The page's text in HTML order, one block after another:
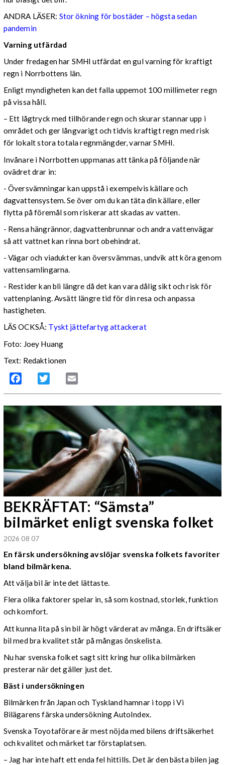
ANDRA LÄSER: Stor ökning för bostäder – högsta sedan
pandemin
Varning utfärdad
Under fredagen har SMHI utfärdat en gul varning för kraftigt
regn i Norrbottens län.
Enligt myndigheten kan det falla uppemot 100 millimeter regn
på vissa håll.
– Ett lågtryck med tillhörande regn och skurar stannar upp i
området och ger långvarigt och tidvis kraftigt regn med risk
för lokalt stora totala regnmängder, varnar SMHI.
Invånare i Norrbotten uppmanas att tänka på följande när
ovädret drar in:
- Översvämningar kan uppstå i exempelvis källare och
dagvattensystem. Se över om du kan täta din källare, eller
flytta på föremål som riskerar att skadas av vatten.
- Rensa hängrännor, dagvattenbrunnar och andra vattenvägar
så att vattnet kan rinna bort obehindrat.
- Vägar och viadukter kan översvämmas, undvik att köra genom
vattensamlingarna.
- Restider kan bli längre då det kan vara dålig sikt och risk för
vattenplaning. Avsätt längre tid för din resa och anpassa
hastigheten.
LÄS OCKSÅ: Tyskt jättefartyg attackerat
Foto: Joey Huang
Text: Redaktionen
Facebook Twitter
BEKRÄFTAT: “Sämsta”
bilmärket enligt svenska folket
2026 08 07
En färsk undersökning avslöjar svenska folkets favoriter
bland bilmärkena.
Att välja bil är inte det lättaste.
Flera olika faktorer spelar in, så som kostnad, storlek, funktion
och komfort.
Att kunna lita på sin bil är högt värderat av många. En driftsäker
bil med bra kvalitet står på mångas önskelista.
Nu har svenska folket sagt sitt kring hur olika bilmärken
presterar när det gäller just det.
Bäst i undersökningen
Bilmärken från Japan och Tyskland hamnar i topp i Vi
Bilägarens färska undersökning AutoIndex.
Svenska Toyotaförare är mest nöjda med bilens driftsäkerhet
och kvalitet och märket tar förstaplatsen.
– Jag har inte haft ett enda fel hittills. Det är den bästa bilen jag